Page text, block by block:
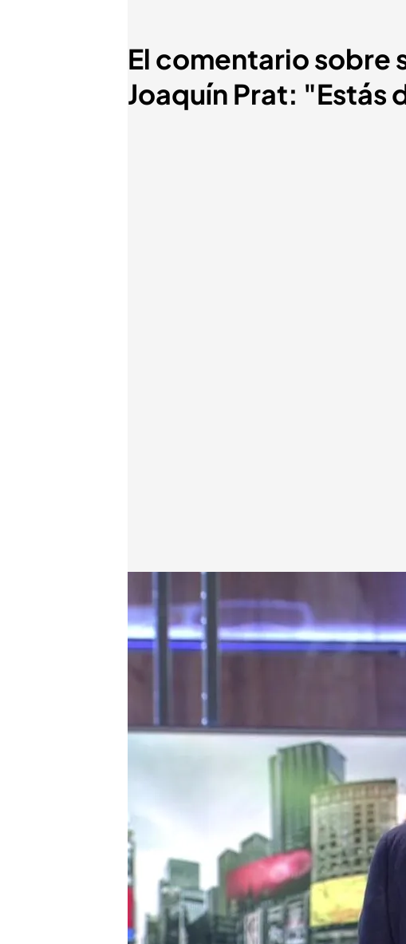
El comentario sobre
Joaquín Prat: "Estás
Cuatro al día
14 SEP 2021 - 17:50h.
La mesa de 'Cuatro al día' ha
que le han hecho a Madame de
Joaquín Prat confiesa que a
"demasiado delgado"
La mesa de actualidad social de
tan conocidas como Toñi Moreno
polémica que ha vividoMadame